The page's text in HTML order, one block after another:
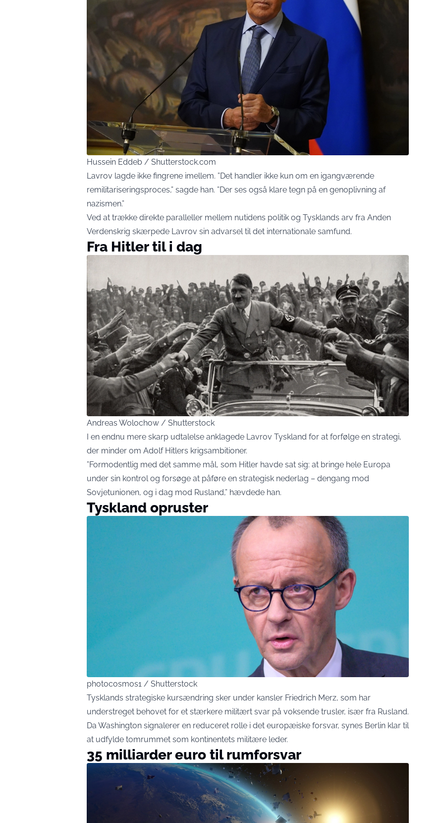
Hussein Eddeb / Shutterstock.com
Lavrov lagde ikke fingrene imellem. ”Det handler ikke kun om en igangværende
remilitariseringsproces,” sagde han. ”Der ses også klare tegn på en genoplivning af
nazismen.”
Ved at trække direkte paralleller mellem nutidens politik og Tysklands arv fra Anden
Verdenskrig skærpede Lavrov sin advarsel til det internationale samfund.
Fra Hitler til i dag
Andreas Wolochow / Shutterstock
I en endnu mere skarp udtalelse anklagede Lavrov Tyskland for at forfølge en strategi,
der minder om Adolf Hitlers krigsambitioner.
”Formodentlig med det samme mål, som Hitler havde sat sig: at bringe hele Europa
under sin kontrol og forsøge at påføre en strategisk nederlag – dengang mod
Sovjetunionen, og i dag mod Rusland,” hævdede han.
Tyskland opruster
photocosmos1 / Shutterstock
Tysklands strategiske kursændring sker under kansler Friedrich Merz, som har
understreget behovet for et stærkere militært svar på voksende trusler, især fra Rusland.
Da Washington signalerer en reduceret rolle i det europæiske forsvar, synes Berlin klar til
at udfylde tomrummet som kontinentets militære leder.
35 milliarder euro til rumforsvar